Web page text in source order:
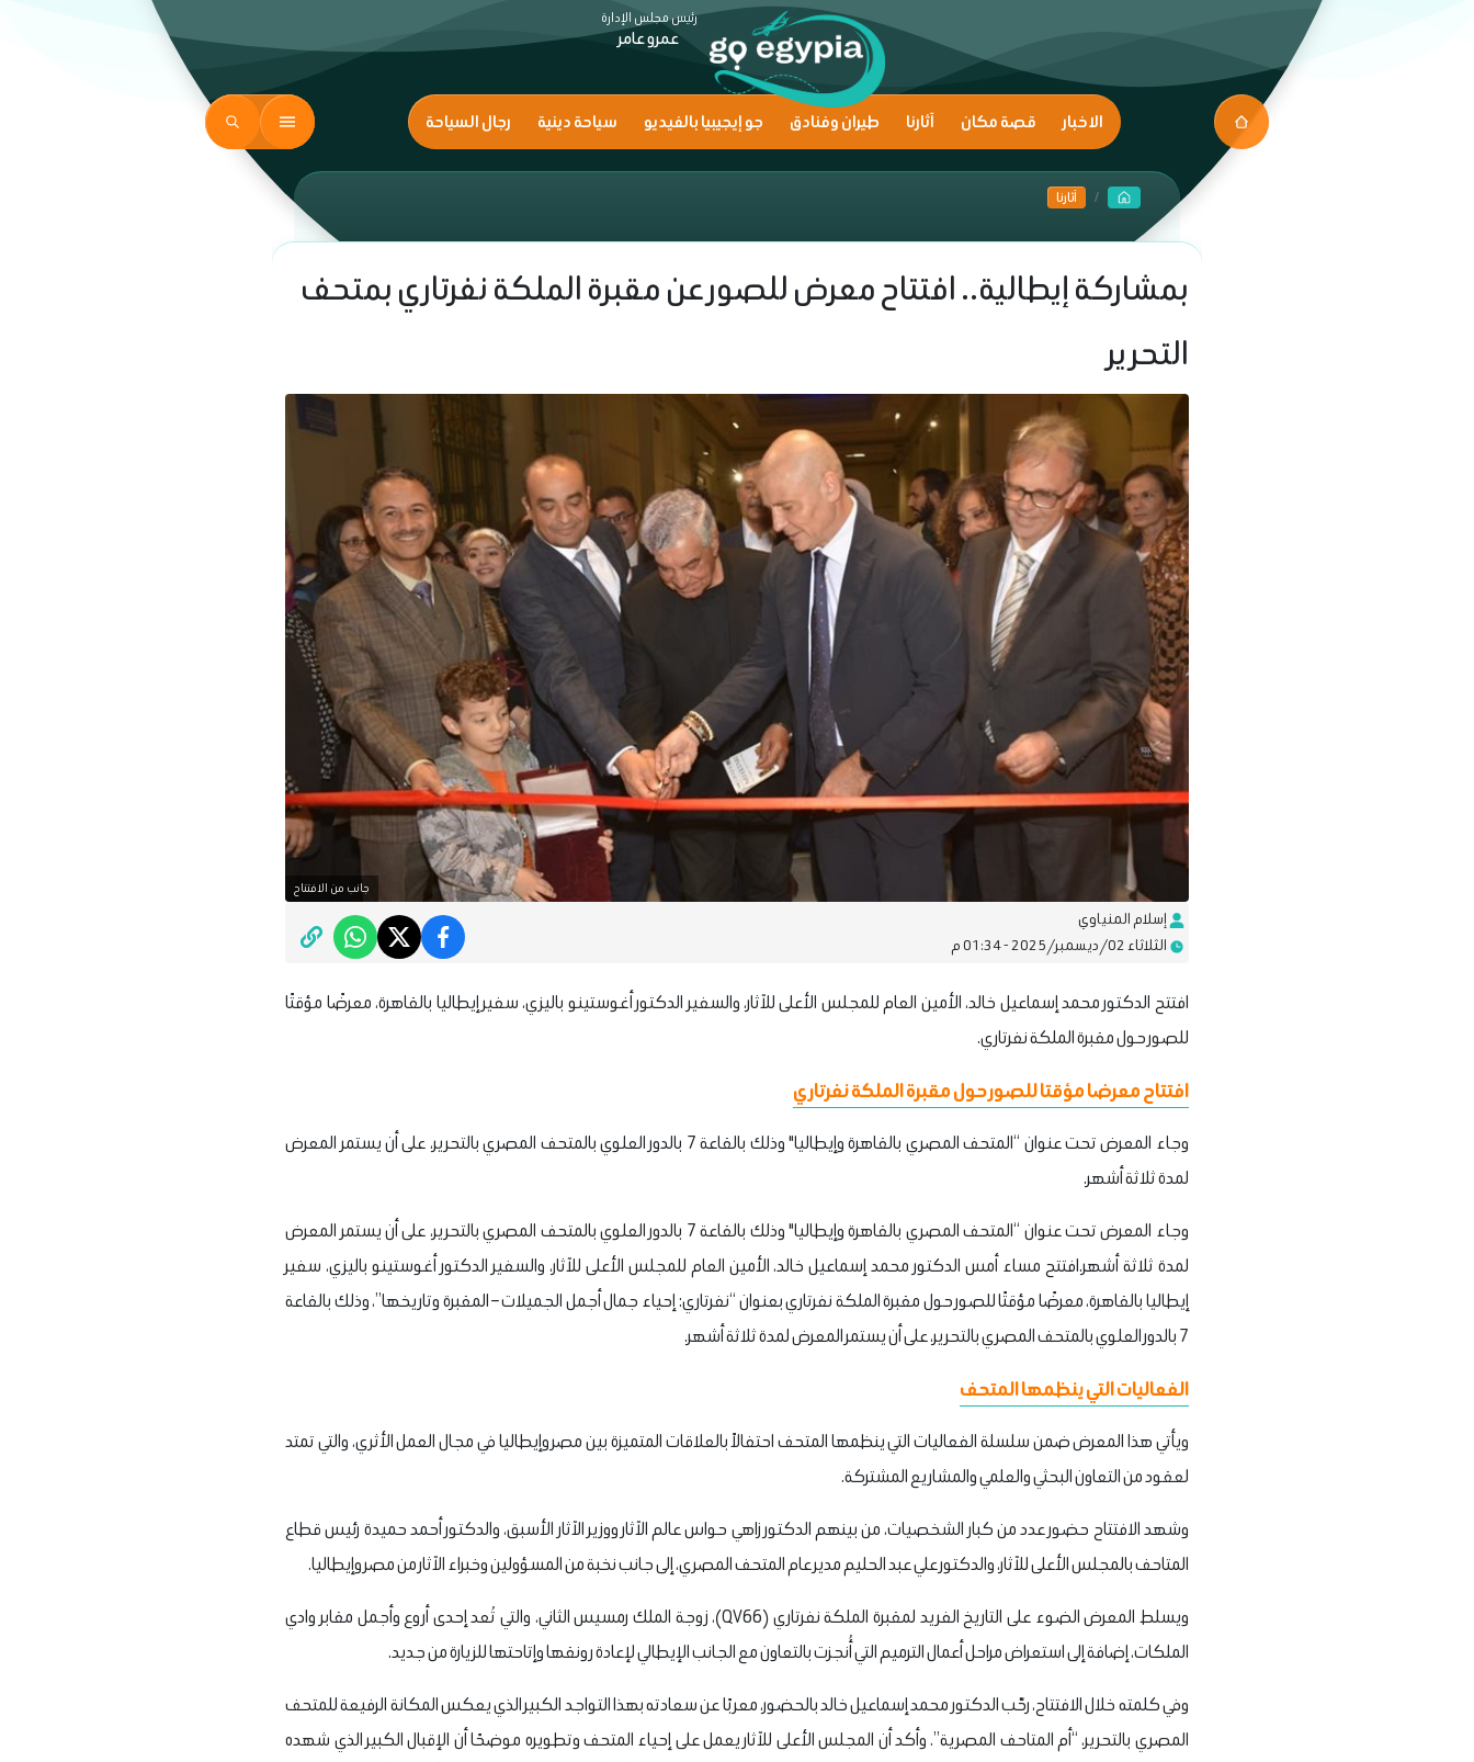
رئيس مجلس الإدارة
عمرو عامر
الاخبار قصة مكان آثارنا طيران وفنادق جو إيجيبيا بالفيديو سياحة دينية رجال السياحة
آثارنا
بمشاركة إيطالية.. افتتاح معرض للصور عن مقبرة الملكة نفرتاري بمتحف
التحرير
جانب من الافتتاح
إسلام المنياوي
الثلاثاء 02/ديسمبر/2025 - 01:34 م
افتتح الدكتور محمد إسماعيل خالد، الأمين العام للمجلس الأعلى للآثار، والسفير الدكتور أغوستينو باليزي، سفير إيطاليا بالقاهرة، معرضًا مؤقتًا
للصور حول مقبرة الملكة نفرتاري.
افتتاح معرضا مؤقتا للصور حول مقبرة الملكة نفرتاري
وجاء المعرض تحت عنوان “المتحف المصري بالقاهرة وإيطاليا" وذلك بالقاعة 7 بالدور العلوي بالمتحف المصري بالتحرير، على أن يستمر المعرض
لمدة ثلاثة أشهر.
وجاء المعرض تحت عنوان “المتحف المصري بالقاهرة وإيطاليا" وذلك بالقاعة 7 بالدور العلوي بالمتحف المصري بالتحرير، على أن يستمر المعرض
لمدة ثلاثة أشهر.افتتح مساء أمس الدكتور محمد إسماعيل خالد، الأمين العام للمجلس الأعلى للآثار، والسفير الدكتور أغوستينو باليزي، سفير
إيطاليا بالقاهرة، معرضًا مؤقتًا للصور حول مقبرة الملكة نفرتاري بعنوان “نفرتاري: إحياء جمال أجمل الجميلات – المقبرة وتاريخها”، وذلك بالقاعة
7 بالدور العلوي بالمتحف المصري بالتحرير، على أن يستمر المعرض لمدة ثلاثة أشهر.
الفعاليات التي ينظمها المتحف
ويأتي هذا المعرض ضمن سلسلة الفعاليات التي ينظمها المتحف احتفالاً بالعلاقات المتميزة بين مصر وإيطاليا في مجال العمل الأثري، والتي تمتد
لعقود من التعاون البحثي والعلمي والمشاريع المشتركة.
وشهد الافتتاح حضور عدد من كبار الشخصيات، من بينهم الدكتور زاهي حواس عالم الآثار ووزير الآثار الأسبق، والدكتور أحمد حميدة رئيس قطاع
المتاحف بالمجلس الأعلى للآثار، والدكتور علي عبد الحليم مدير عام المتحف المصري، إلى جانب نخبة من المسؤولين وخبراء الآثار من مصر وإيطاليا.
ويسلط المعرض الضوء على التاريخ الفريد لمقبرة الملكة نفرتاري (QV66)، زوجة الملك رمسيس الثاني، والتي تُعد إحدى أروع وأجمل مقابر وادي
الملكات، إضافة إلى استعراض مراحل أعمال الترميم التي أُنجزت بالتعاون مع الجانب الإيطالي لإعادة رونقها وإتاحتها للزيارة من جديد.
وفي كلمته خلال الافتتاح، رحّب الدكتور محمد إسماعيل خالد بالحضور، معربًا عن سعادته بهذا التواجد الكبير الذي يعكس المكانة الرفيعة للمتحف
المصري بالتحرير، “أم المتاحف المصرية”. وأكد أن المجلس الأعلى للآثار يعمل على إحياء المتحف وتطويره موضحًا أن الإقبال الكبير الذي شهده